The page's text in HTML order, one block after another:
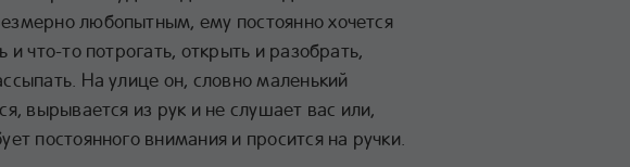
любопытным, ему постоянно хочется
и что-то потрогать, открыть и разобрать,
На улице он, словно маленький
вырывается из рук и не слушает вас или,
постоянного внимания и просится на ручки.